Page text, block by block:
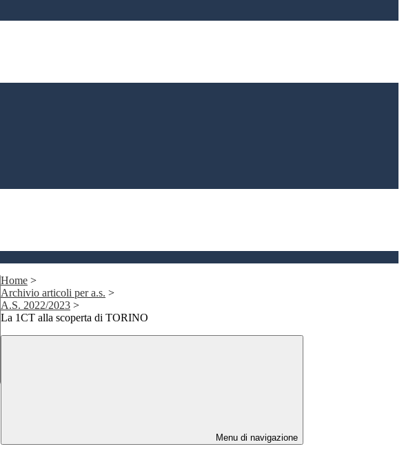
Home >
Archivio articoli per a.s. >
A.S. 2022/2023 >
La 1CT alla scoperta di TORINO
Menu di navigazione